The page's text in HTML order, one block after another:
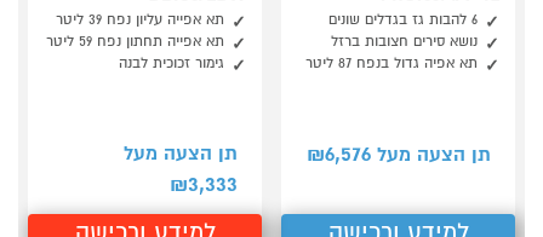
6 להבות גז בגדלים שונים
נושא סירים חצובות ברזל
תא אפיה גדול בנפח 87 ליטר
תן הצעה מעל ₪ 6,576
תא אפייה עליון נפח 39 ליטר
תא אפייה תחתון נפח 59 ליטר
גימור זכוכית לבנה
תן הצעה מעל
₪3,333